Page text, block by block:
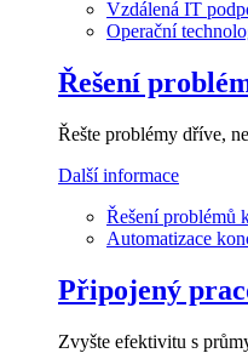
Vzdálená IT
Operační
Řešení
Řešte problémy dříve,
Další informace
Řešení problémů
Automatizace
Připojený
Zvyšte efektivitu s